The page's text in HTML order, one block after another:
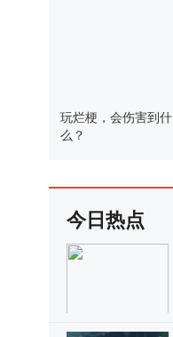
玩烂梗，会伤害到什
么？
今日热点